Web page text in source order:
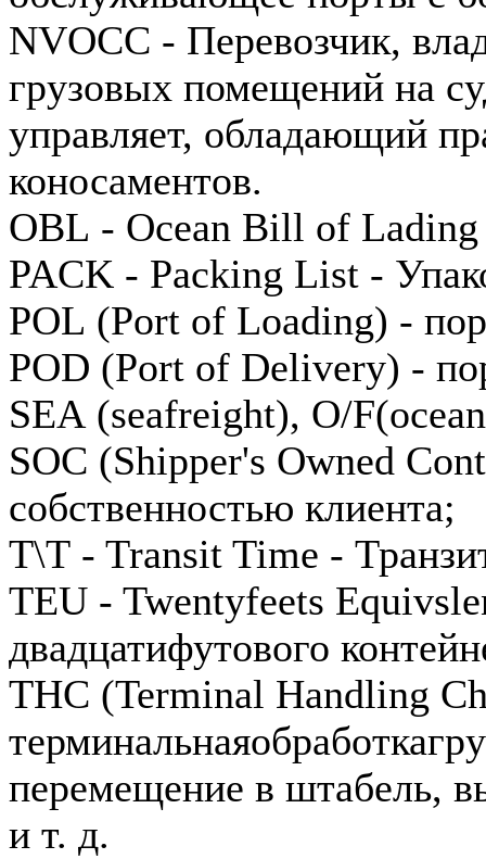
NVOCC - Перевозчик,
грузовых помещений на
управляет, обладающий
коносаментов.
OBL - Ocean Bill of
PACK - Packing List -
POL (Port of Loading) -
POD (Port of Delivery) -
SEA (seafreight), O/
SOC (Shipper's Owned
собственностью клиента;
T\T - Transit Time -
TEU - Twentyfeets
двадцатифутового
THC (Terminal Handling
перемещение в штабель,
и т. д.